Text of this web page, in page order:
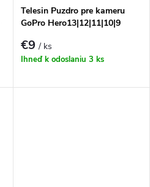
Telesin Puzdro pre kameru
GoPro Hero13|12|11|10|9
€9/ ks
Ihneď k odoslaniu 3 ks